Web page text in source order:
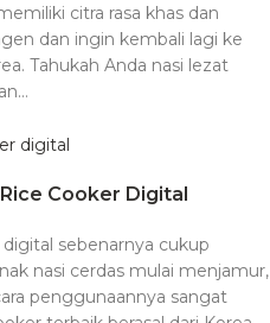
citra rasa khas dan
dan ingin kembali lagi ke
Tahukah Anda nasi lezat
Cooker Digital
sebenarnya cukup
nasi cerdas mulai menjamur,
penggunaannya sangat